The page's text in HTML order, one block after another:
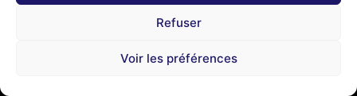
Refuser
Voir les préférences